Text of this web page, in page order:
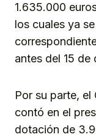
1.635.000
los cuales ya
antes del 15 de
Por su parte, el
contó en el
dotación de